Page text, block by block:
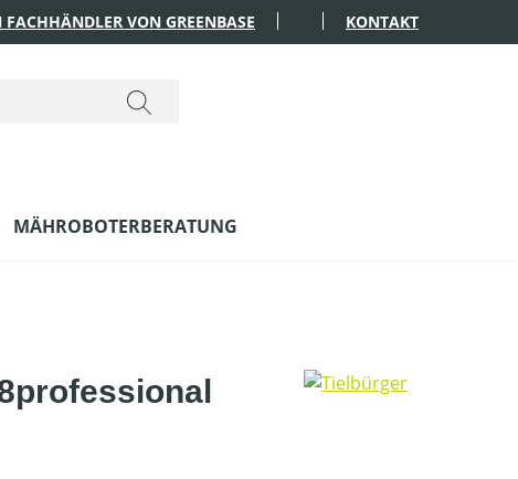
FACHHÄNDLER VON GREENBASE KONTAKT
MÄHROBOTERBERATUNG